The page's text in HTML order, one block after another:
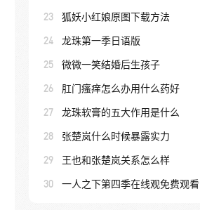
23 狐妖小红娘原图下载方法
24 龙珠第一季日语版
25 微微一笑结婚后生孩子
26 肛门瘙痒怎么办用什么药好
27 龙珠软膏的五大作用是什么
28 张楚岚什么时候暴露实力
29 王也和张楚岚关系怎么样
30 一人之下第四季在线观免费观看